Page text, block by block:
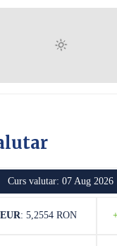
Curs valutar: 07 Aug 2026
EUR: 5,2554 RON